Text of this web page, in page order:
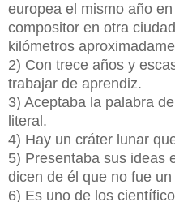
europea el mismo año
compositor en otra
kilómetros
2) Con trece años y
trabajar de aprendiz.
3) Aceptaba la palabra
literal.
4) Hay un cráter lunar
5) Presentaba sus ideas
dicen de él que no fue
6) Es uno de los